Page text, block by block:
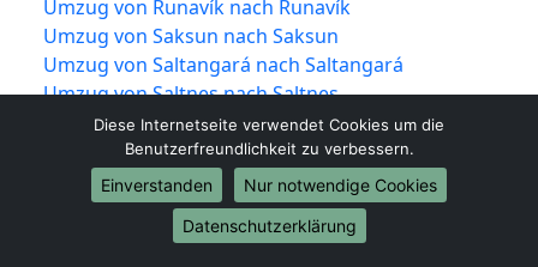
Umzug von Runavík nach Runavík
Umzug von Saksun nach Saksun
Umzug von Saltangará nach Saltangará
Umzug von Saltnes nach Saltnes
Umzug von Sandavágur nach Sandavágur
Umzug von Sandur nach Sandur
Umzug von Sandvík nach Sandvík
Umzug von Selatrað nach Selatrað
Umzug von Signabøur nach Signabøur
Diese Internetseite verwendet Cookies um die
Benutzerfreundlichkeit zu verbessern.
Einverstanden
Nur notwendige Cookies
Datenschutzerklärung